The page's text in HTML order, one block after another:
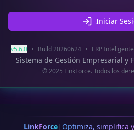
Iniciar
v5.6.0 • Build20260624 • ERP
Sistema de Gestión Empresarial y
© 2025 LinkForce. Todos los
LinkForce|Optimiza, simplifica y